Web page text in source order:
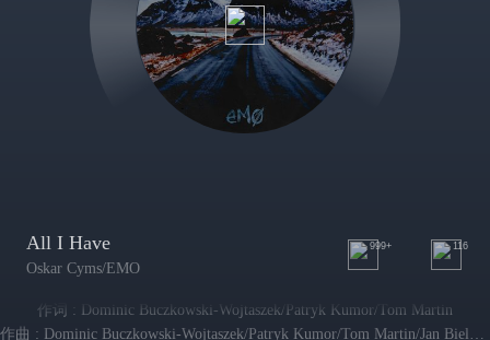
All I Have
Oskar Cyms/EMO
999+ 116
作词 : Dominic Buczkowski-Wojtaszek/Patryk Kumor/Tom Martin